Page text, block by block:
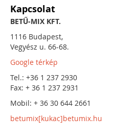
Kapcsolat
BETŰ-MIX KFT.
1116 Budapest,
Vegyész u. 66-68.
Google térkép
Tel.: +36 1 237 2930
Fax: + 36 1 237 2931
Mobil: + 36 30 644 2661
betumix[kukac]betumix.hu